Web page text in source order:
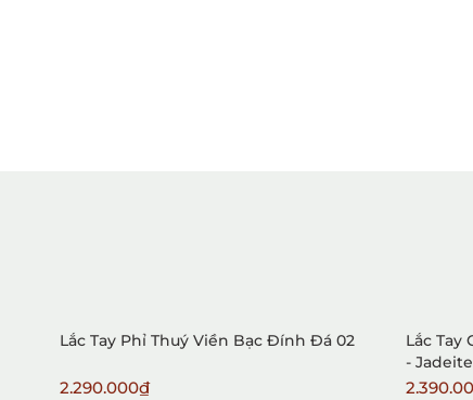
Lắc Tay Phỉ Thuý Viền Bạc Đính Đá 02
2.290.000₫
Lắc Tay
- Jadeite